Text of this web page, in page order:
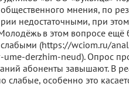
мнения, по
недостаточными, при
в этом вопросе ещё
слабыми (https://wciom.ru/
derzhim-neud). Опрос
абоненты завышают. В
слабые, особенно это